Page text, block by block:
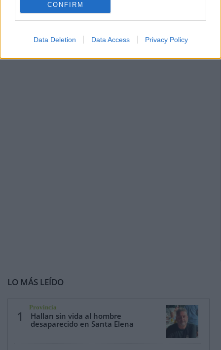
CONFIRM
Data Deletion Data Access Privacy Policy
LO MÁS LEÍDO
1
Provincia
Hallan sin vida al hombre
desaparecido en Santa Elena